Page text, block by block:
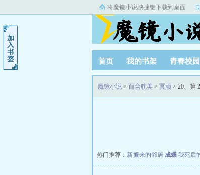
将魔镜小说快捷键下载到桌面
首页 我的书架 青春校园
阅读记录
魔镜小说 > 百合耽美 > 冥顽 > 20、第
热门推荐： 新搬来的邻居 成蝶 我死后